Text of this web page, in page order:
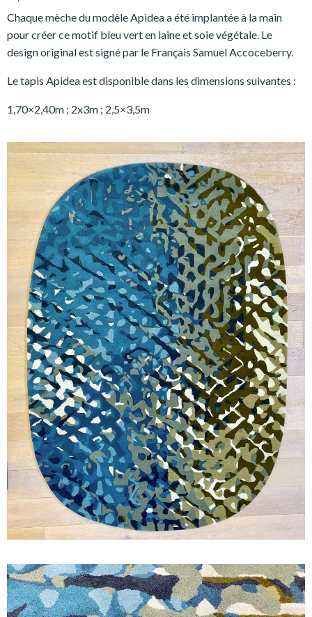
Chaque mèche du modèle Apidea a été implantée à la main
pour créer ce motif bleu vert en laine et soie végétale. Le
design original est signé par le Français Samuel Accoceberry.
Le tapis Apidea est disponible dans les dimensions suivantes :
1,70×2,40m ; 2x3m ; 2,5×3,5m